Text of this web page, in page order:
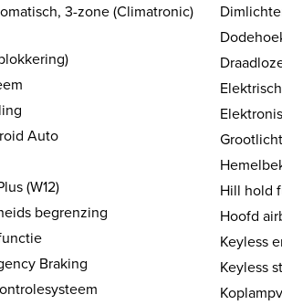
3-zone (Climatronic)
Auto
(W12)
begrenzing
Braking
Hill hold
Hoofd
Keyless
Keyless